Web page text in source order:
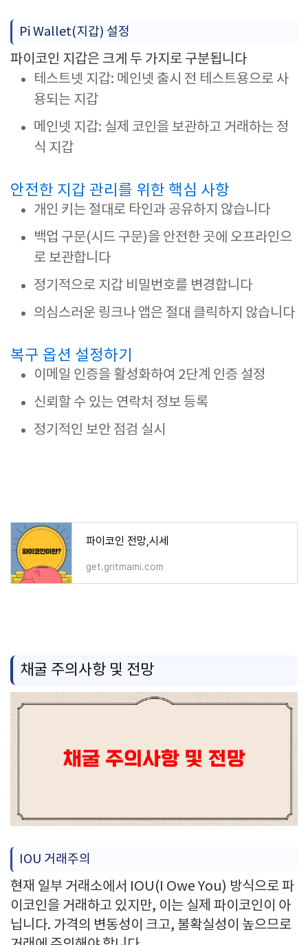
Pi Wallet(지갑) 설정
파이코인 지갑은 크게 두 가지로 구분됩니다
테스트넷 지갑: 메인넷 출시 전 테스트용으로 사
용되는 지갑
메인넷 지갑: 실제 코인을 보관하고 거래하는 정
식 지갑
안전한 지갑 관리를 위한 핵심 사항
개인 키는 절대로 타인과 공유하지 않습니다
백업 구문(시드 구문)을 안전한 곳에 오프라인으
로 보관합니다
정기적으로 지갑 비밀번호를 변경합니다
의심스러운 링크나 앱은 절대 클릭하지 않습니다
복구 옵션 설정하기
이메일 인증을 활성화하여 2단계 인증 설정
신뢰할 수 있는 연락처 정보 등록
정기적인 보안 점검 실시
파이코인 전망,시세
get.gritmami.com
채굴 주의사항 및 전망
IOU 거래주의
현재 일부 거래소에서 IOU(I Owe You) 방식으로 파
이코인을 거래하고 있지만, 이는 실제 파이코인이 아
닙니다. 가격의 변동성이 크고, 불확실성이 높으므로